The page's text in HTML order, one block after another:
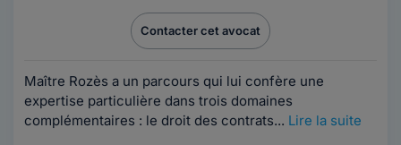
Contacter cet avocat
Maître Rozès a un parcours qui lui confère une
expertise particulière dans trois domaines
complémentaires : le droit des contrats... Lire la suite